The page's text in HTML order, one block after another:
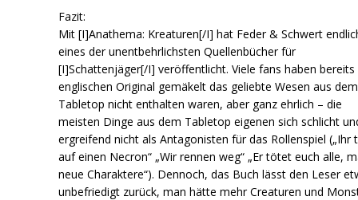
Fazit:
Mit [I]Anathema: Kreaturen[/I] hat Feder & Schwert
eines der unentbehrlichsten Quellenbücher für
[I]Schattenjäger[/I] veröffentlicht. Viele fans haben bereits
englischen Original gemäkelt das geliebte Wesen aus dem
Tabletop nicht enthalten waren, aber ganz ehrlich – die
meisten Dinge aus dem Tabletop eigenen sich schlicht
ergreifend nicht als Antagonisten für das Rollenspiel („Ihr
auf einen Necron“ „Wir rennen weg“ „Er tötet euch alle,
neue Charaktere“). Dennoch, das Buch lässt den Leser
unbefriedigt zurück, man hätte mehr Creaturen und